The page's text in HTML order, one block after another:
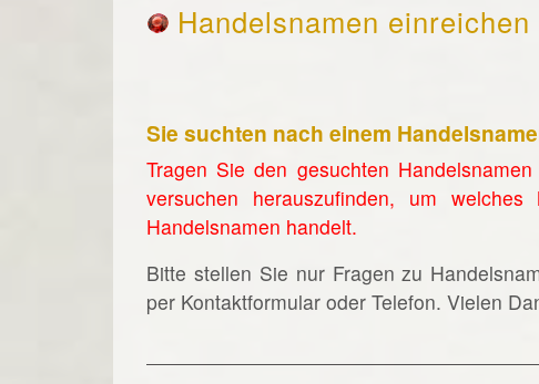
Handelsnamen einreichen
Sie suchten nach einem
Tragen Sie den gesuchten
versuchen herauszufinden, um
Handelsnamen handelt.
Bitte stellen Sie nur Fragen zu
per Kontaktformular oder Telefon. Vielen